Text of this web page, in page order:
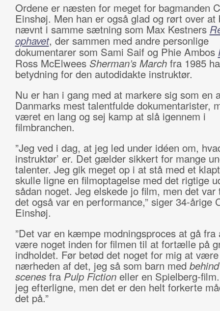
Ordene er næsten for meget for bagmanden
Einshøj. Men han er også glad og rørt over at
nævnt i samme sætning som Max Kestners
ophavet, der sammen med andre personlige
dokumentarer som Sami Saif og Phie Ambos
Ross McElwees Sherman’s Marchfra 1985
betydning for den autodidakte instruktør.
Nu er han i gang med at markere sig som en
Danmarks mest talentfulde dokumentarister,
været en lang og sej kamp at slå igennem i
filmbranchen.
”Jeg ved i dag, at jeg led under idéen om,
instruktør’ er. Det gælder sikkert for mange
talenter. Jeg gik meget op i at stå med et
skulle ligne en filmoptagelse med det rigtige
sådan noget. Jeg elskede jo film, men det var
det også var en performance,” siger 34-årige
Einshøj.
”Det var en kæmpe modningsproces at gå fra
være noget inden for filmen til at fortælle på
indholdet. Før betød det noget for mig at
nærheden af det, jeg så som barn med
scenes fra Pulp Fictioneller en Spielberg-
jeg efterligne, men det er den helt forkerte
det på.”